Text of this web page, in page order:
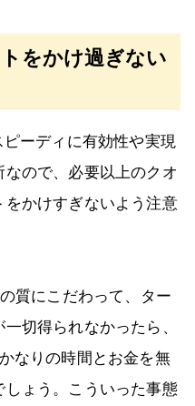
をかけ過ぎない
ーディに有効性や実現
ので、必要以上のクオ
をかけすぎないよう注意
質にこだわって、ター
切得られなかったら、
なりの時間とお金を無
ょう。こういった事態